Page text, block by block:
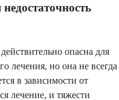
опасна для
лечения, но она не всегда
в зависимости от
лечение, и тяжести